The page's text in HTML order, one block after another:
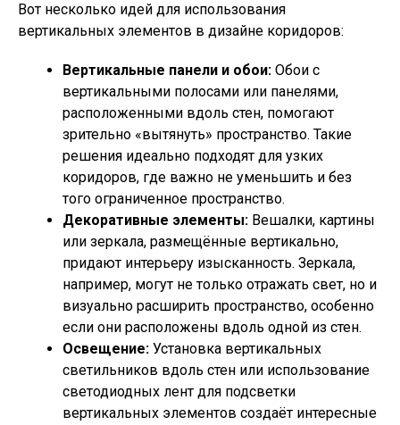
Вот несколько идей для использования
вертикальных элементов в дизайне коридоров:
Вертикальные панели и обои: Обои с
вертикальными полосами или панелями,
расположенными вдоль стен, помогают
зрительно «вытянуть» пространство. Такие
решения идеально подходят для узких
коридоров, где важно не уменьшить и без
того ограниченное пространство.
Декоративные элементы: Вешалки, картины
или зеркала, размещённые вертикально,
придают интерьеру изысканность. Зеркала,
например, могут не только отражать свет, но и
визуально расширить пространство, особенно
если они расположены вдоль одной из стен.
Освещение: Установка вертикальных
светильников вдоль стен или использование
светодиодных лент для подсветки
вертикальных элементов создаёт интересные